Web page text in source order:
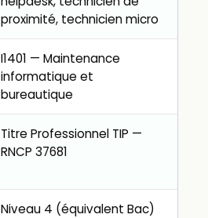
proximité, technicien micro
I1401 — Maintenance
informatique et
bureautique
Titre Professionnel TIP —
RNCP 37681
Niveau 4 (équivalent Bac)